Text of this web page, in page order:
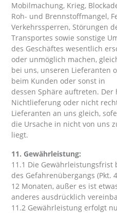
Mobilmachung, Krieg,
Roh- und Brennstoffmangel,
Verkehrssperren, Störungen
Transportes sowie sonstige
des Geschäftes wesentlich
oder unmöglich machen,
bei uns, unseren Lieferanten
beim Kunden oder sonst in
dessen Sphäre auftreten.
Nichtlieferung oder nicht
Lieferanten an uns gleich,
die Ursache in nicht von uns
liegt.
11. Gewährleistung:
11.1 Die
des Gefahrenübergangs (Pkt.
12 Monaten, außer es ist
anderes ausdrücklich
11.2 Gewährleistung erfolgt